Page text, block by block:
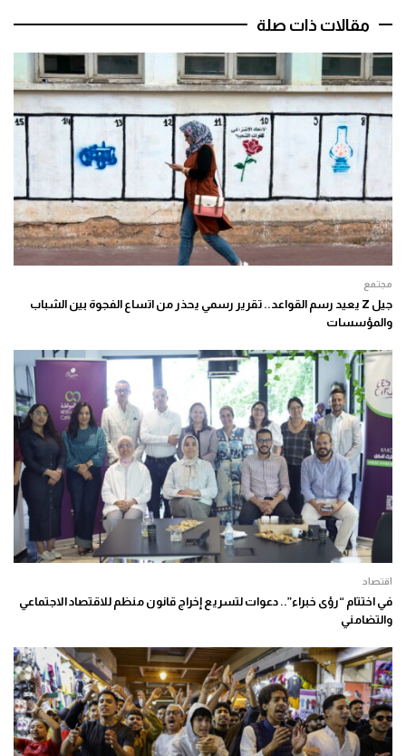
مقالات ذات صلة
مجتمع
جيل Z يعيد رسم القواعد.. تقرير رسمي يحذر من اتساع الفجوة بين الشباب
والمؤسسات
اقتصاد
في اختتام “رؤى خبراء”.. دعوات لتسريع إخراج قانون منظم للاقتصاد الاجتماعي
والتضامني